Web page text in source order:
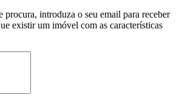
procura, introduza o seu email para receber
existir um imóvel com as características